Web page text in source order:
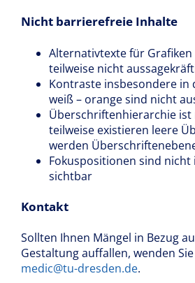
Nicht barrierefreie Inhalte
Alternativtexte für
teilweise nicht
Kontraste insbesondere in
weiß – orange sind nicht
Überschriftenhierarchie
teilweise existieren leere
werden
Fokuspositionen sind nicht
sichtbar
Kontakt
Sollten Ihnen Mängel in Bezug
Gestaltung auffallen, wenden
medic@tu-dresden.de.